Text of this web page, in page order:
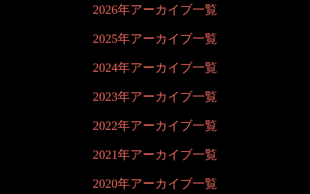
2026年アーカイブ一覧
2025年アーカイブ一覧
2024年アーカイブ一覧
2023年アーカイブ一覧
2022年アーカイブ一覧
2021年アーカイブ一覧
2020年アーカイブ一覧